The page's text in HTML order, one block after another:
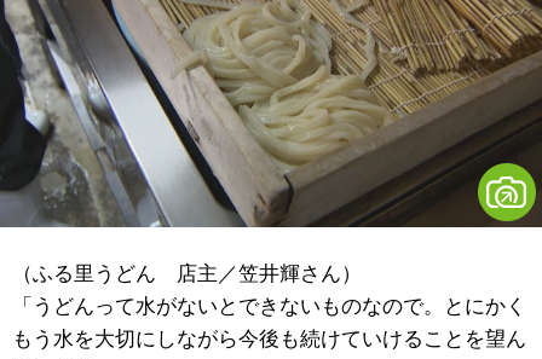
（ふる里うどん 店主／笠井輝さん）
「うどんって水がないとできないものなので。とにかく
もう水を大切にしながら今後も続けていけることを望ん